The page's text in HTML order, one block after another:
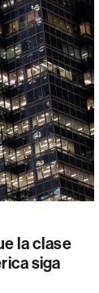
la clase
siga